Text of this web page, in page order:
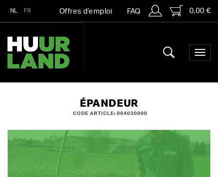
NL FR Offres d’emploi FAQ 0,00 €
ÉPANDEUR
CODE ARTICLE: 094030000